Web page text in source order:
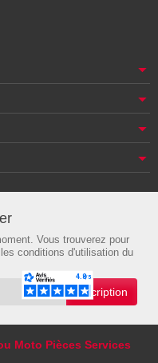
Vous trouverez pour
conditions d'utilisation du
Moto Pièces Services